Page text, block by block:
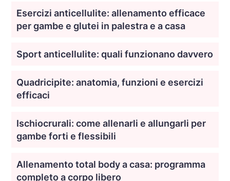
Esercizi anticellulite: allenamento efficace
per gambe e glutei in palestra e a casa
Sport anticellulite: quali funzionano davvero
Quadricipite: anatomia, funzioni e esercizi
efficaci
Ischiocrurali: come allenarli e allungarli per
gambe forti e flessibili
Allenamento total body a casa: programma
completo a corpo libero